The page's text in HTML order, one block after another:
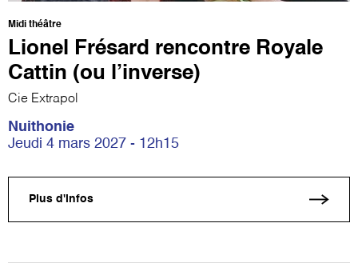
Midi théâtre
Lionel Frésard rencontre Royale
Cattin (ou l’inverse)
Cie Extrapol
Nuithonie
Jeudi 4 mars 2027 - 12h15
Plus d'infos